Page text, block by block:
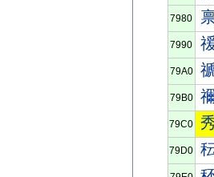
7980
7990
79A0
79B0
79C0
79D0